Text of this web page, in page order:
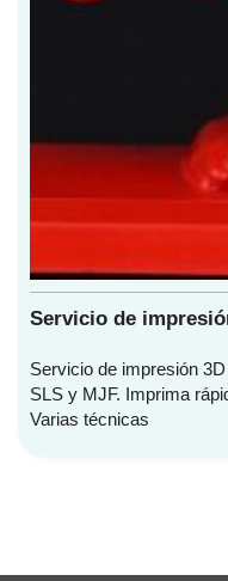
Servicio de
Servicio de impresión
SLS y MJF. Imprima
Varias técnicas